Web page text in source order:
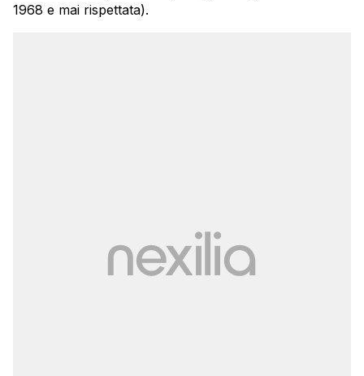
1968 e mai rispettata).